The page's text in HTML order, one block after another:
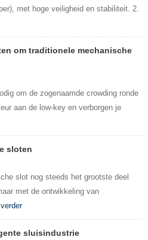
met hoge veiligheid en stabiliteit. 2.
om traditionele mechanische
om de zogenaamde crowding ronde
aan de low-key en verborgen je
sloten
slot nog steeds het grootste deel
met de ontwikkeling van
sluisindustrie